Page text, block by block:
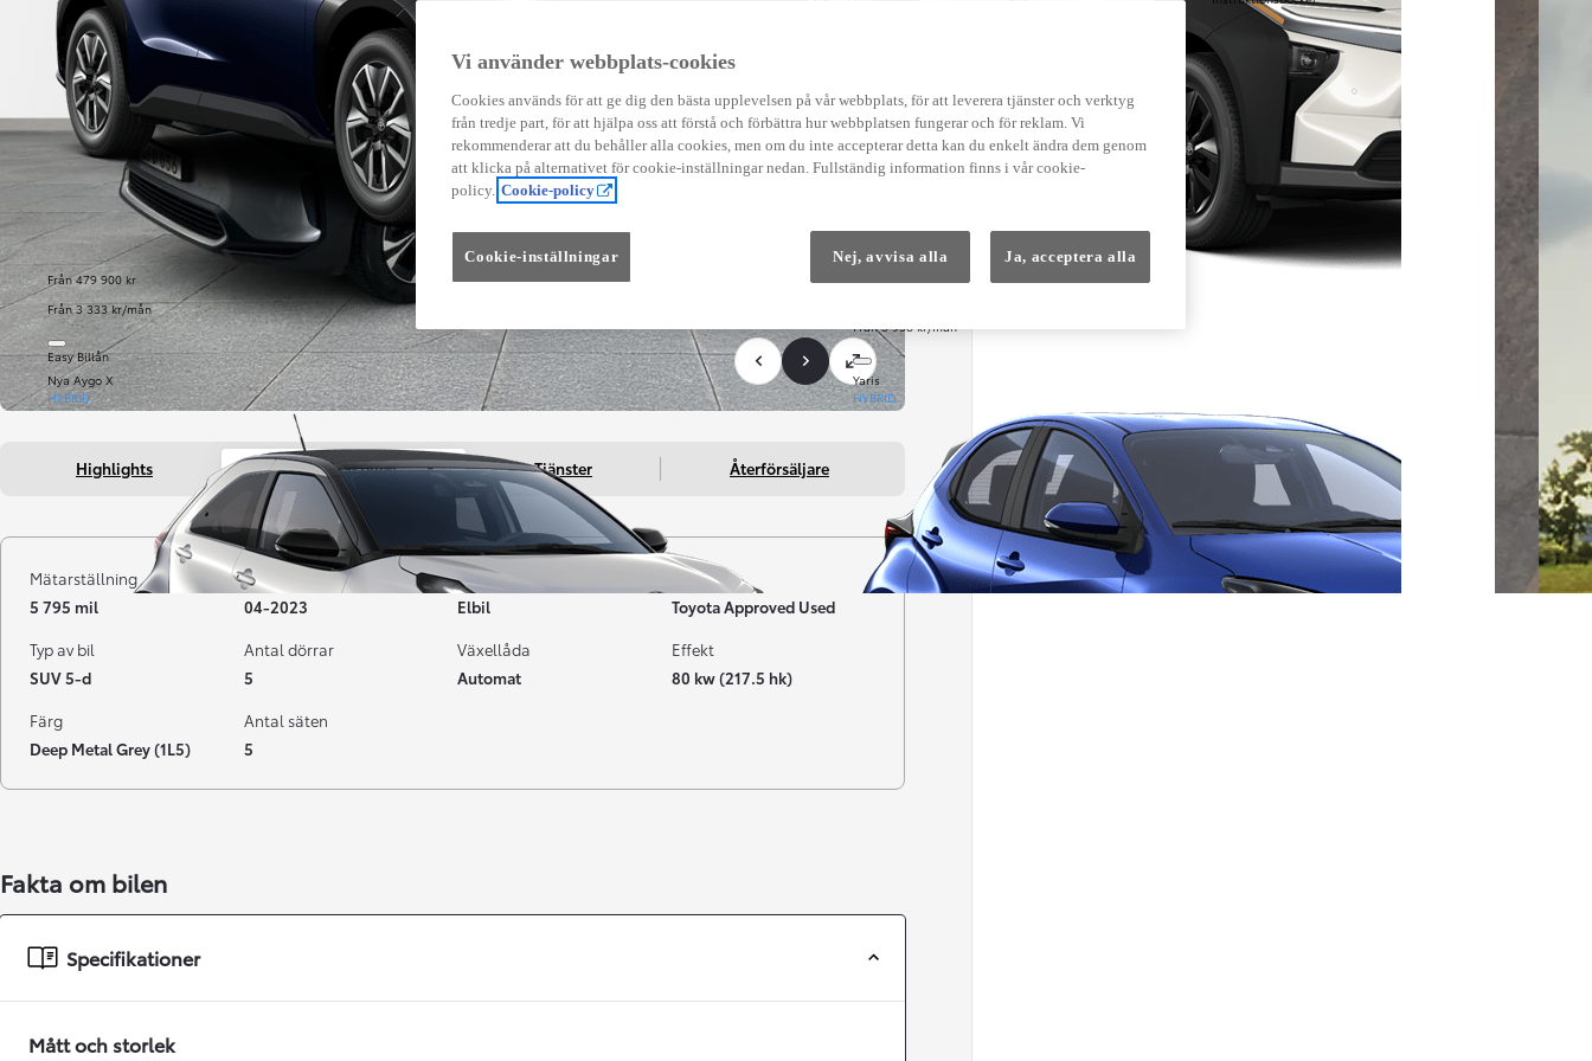
Från 479 900 kr
Från 3 333 kr/mån
Easy Billån
Från 3 958 kr/mån
Nya Aygo X
HYBRID
Från 238 900 kr
Easy Billån
Yaris
HYBRID
Easy Billån
GR Yaris
Highlights Fakta om bilen Tjänster Återförsäljare
Mätarställning
5 795 mil
Registrerad
04-2023
Bränsle
Elbil
Garanti
Toyota Approved Used
Typ av bil
SUV 5-d
Antal dörrar
5
Växellåda
Automat
Effekt
80 kw (217.5 hk)
Färg
Deep Metal Grey (1L5)
Antal säten
5
Fakta om bilen
Specifikationer
Mått och storlek
Vi använder webbplats-cookies
Cookies används för att ge dig den bästa upplevelsen på vår webbplats, för att leverera tjänster och verktyg
från tredje part, för att hjälpa oss att förstå och förbättra hur webbplatsen fungerar och för reklam. Vi
rekommenderar att du behåller alla cookies, men om du inte accepterar detta kan du enkelt ändra dem genom
att klicka på alternativet för cookie-inställningar nedan. Fullständig information finns i vår cookie-
policy. Cookie-policy
Cookie-inställningar Nej, avvisa alla Ja, acceptera alla